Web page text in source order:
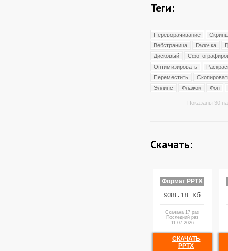
Теги:
Переворачивание
Вебстраница
Галочка
Дисковый
Оптимизировать
Переместить
Эллипс
Флажок Фон
Показаны 30
Скачать:
Формат PPTX
938.18 Кб
Скачана 17 раз
Последний раз
11.07.2026
СКАЧАТЬ
PPTX